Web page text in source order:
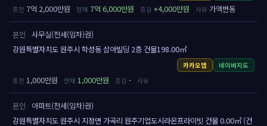
7억 2,000만원 7억 6,000만원 +4,000만원 가액변동
본인
사무실(전세(임차)권)
강원특별자치도 원주시 학성동 삼아빌딩 2층 건물198.00㎡
카카오맵 네이버지도
1,000만원 1,000만원 -
본인
아파트(전세(임차)권)
강원특별자치도 원주시 지정면 가곡리 원주기업도시라온프라이빗 건물 0.00㎡ (건